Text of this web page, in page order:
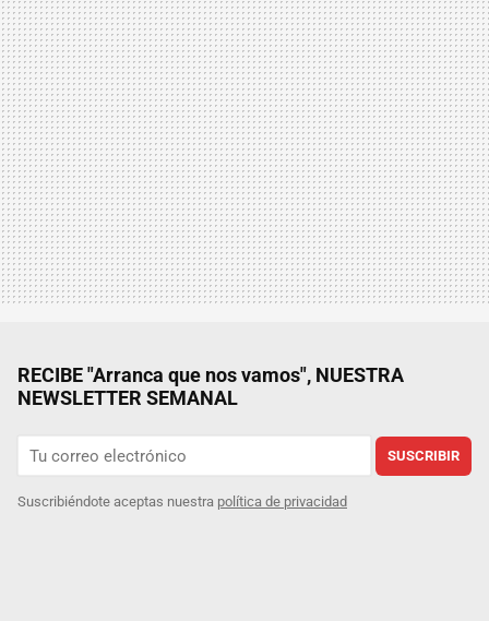
RECIBE "Arranca que nos vamos", NUESTRA
NEWSLETTER SEMANAL
SUSCRIBIR
Suscribiéndote aceptas nuestra política de privacidad